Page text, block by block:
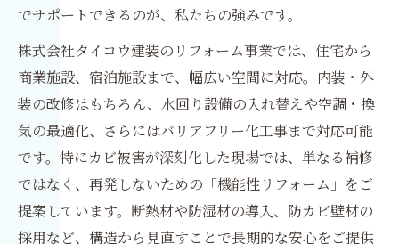
でサポートできるのが、私たちの強みです。
株式会社タイコウ建装のリフォーム事業では、住宅から
商業施設、宿泊施設まで、幅広い空間に対応。内装・外
装の改修はもちろん、水回り設備の入れ替えや空調・換
気の最適化、さらにはバリアフリー化工事まで対応可能
です。特にカビ被害が深刻化した現場では、単なる補修
ではなく、再発しないための「機能性リフォーム」をご
提案しています。断熱材や防湿材の導入、防カビ壁材の
採用など、構造から見直すことで長期的な安心をご提供